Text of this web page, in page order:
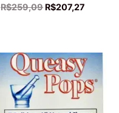
R$259,09 O
R$207,27